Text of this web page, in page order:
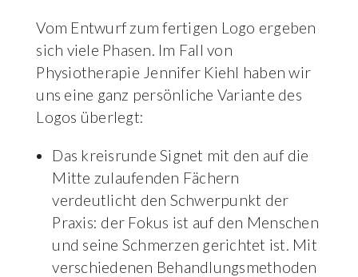
Vom Entwurf zum fertigen Logo ergeben
sich viele Phasen. Im Fall von
Physiotherapie Jennifer Kiehl haben wir
uns eine ganz persönliche Variante des
Logos überlegt:
Das kreisrunde Signet mit den auf die
Mitte zulaufenden Fächern
verdeutlicht den Schwerpunkt der
Praxis: der Fokus ist auf den Menschen
und seine Schmerzen gerichtet ist. Mit
verschiedenen Behandlungsmethoden